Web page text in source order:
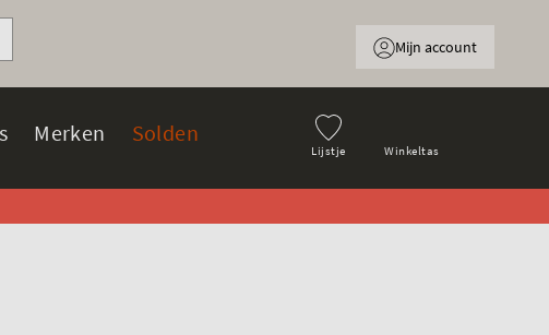
Lijstje Winkeltas
Merken Solden
Mijn account